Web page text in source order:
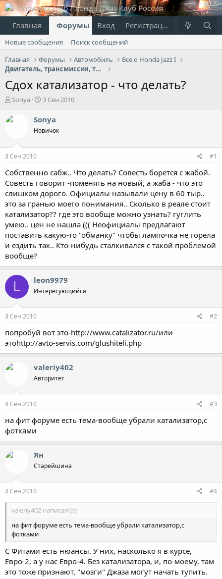
Главная Форумы Что нового?
Вход Регистрация
Новые сообщения
Поиск сообщений
Главная
Форумы Автомобиль
Все о Honda Jazz I
Двигатель, трансмиссия, топливная система
Сдох катализатор - что делать?
А
т
е
м
ы
Sonya
Д
т
н
л
3 Сен 2010
Sonya
Новичок
3 Сен 2010 #1
Собственно сабж.. Что делать? Совесть борется с жабой.
Совесть говорит -поменять на новый, а жаба - что это
слишком дорого. Официалы называли цену в 60 тыр..
это за гранью моего понимания.. Сколько в реале стоит
катализатор?? где это вообще можно узнать? гуглить
умею.. цен не нашла ((( Неофициалы предлагают
поставить какую-то "обманку" чтобы лампочка не горела
и ездить так.. Кто-нибудь сталкивался с такой проблемой
вообще?
L leon9979
Интересующийся
3 Сен 2010 #2
попробуй вот это-http://www.catalizator.ru/или
этоhttp://avto-servis.com/glushiteli.php
valeriy402
Авторитет
4 Сен 2010 #3
на фит форуме есть тема-вообще убрали катализатор,с
фотками
Ян
Старейшина
4 Сен 2010 #4
valeriy402 написал(а):
на фит форуме есть тема-вообще убрали катализатор,с
фотками
С Фитами есть нюансы. У них, насколько я в курсе,
Евро-2, а у нас Евро-4. Без катализатора, и, по-моему, там
это тоже признают, "мозги" Джаза могут начать тупить.